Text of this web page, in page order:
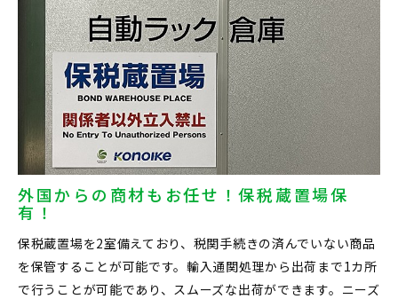
外国からの商材もお任せ！保税蔵置場保
有！
保税蔵置場を2室備えており、税関手続きの済んでいない商品
を保管することが可能です。輸入通関処理から出荷まで1カ所
で行うことが可能であり、スムーズな出荷ができます。ニーズ